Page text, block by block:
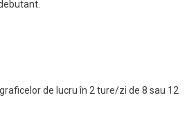
de lucru în 2 ture/zi de 8 sau 12